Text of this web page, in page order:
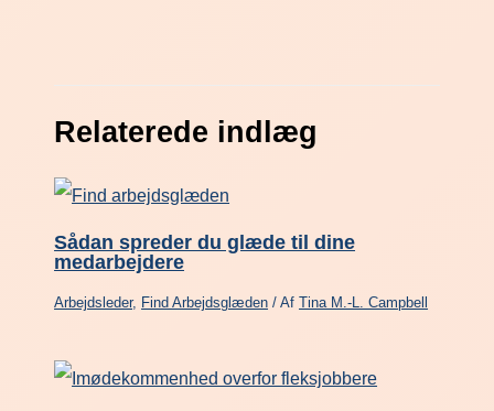
Relaterede indlæg
Sådan spreder du glæde til dine
medarbejdere
Arbejdsleder, Find Arbejdsglæden / AfTina M.-L. Campbell